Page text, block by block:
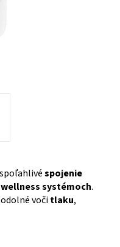
spojenie
wellness systémoch.
vočitlaku,